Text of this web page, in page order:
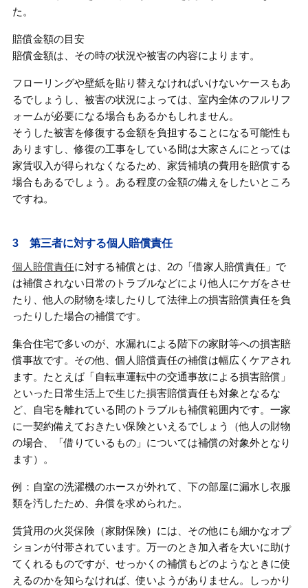
た。
賠償金額の目安
賠償金額は、その時の状況や被害の内容によります。
フローリングや壁紙を貼り替えなければいけないケースもあ
るでしょうし、被害の状況によっては、室内全体のフルリフ
ォームが必要になる場合もあるかもしれません。
そうした被害を修復する金額を負担することになる可能性も
ありますし、修復の工事をしている間は大家さんにとっては
家賃収入が得られなくなるため、家賃補填の費用を賠償する
場合もあるでしょう。ある程度の金額の備えをしたいところ
ですね。
3 第三者に対する個人賠償責任
個人賠償責任に対する補償とは、2の「借家人賠償責任」で
は補償されない日常のトラブルなどにより他人にケガをさせ
たり、他人の財物を壊したりして法律上の損害賠償責任を負
ったりした場合の補償です。
集合住宅で多いのが、水漏れによる階下の家財等への損害賠
償事故です。その他、個人賠償責任の補償は幅広くケアされ
ます。たとえば「自転車運転中の交通事故による損害賠償」
といった日常生活上で生じた損害賠償責任も対象となるな
ど、自宅を離れている間のトラブルも補償範囲内です。一家
に一契約備えておきたい保険といえるでしょう（他人の財物
の場合、「借りているもの」については補償の対象外となり
ます）。
例：自室の洗濯機のホースが外れて、下の部屋に漏水し衣服
類を汚したため、弁償を求められた。
賃貸用の火災保険（家財保険）には、その他にも細かなオプ
ションが付帯されています。万一のとき加入者を大いに助け
てくれるものですが、せっかくの補償もどのようなときに使
えるのかを知らなければ、使いようがありません。しっかり